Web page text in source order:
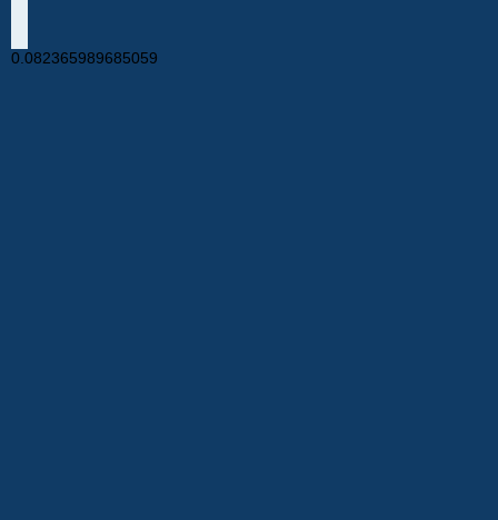
0.082365989685059